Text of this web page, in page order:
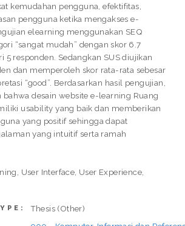
kemudahan pengguna, efektifitas,
pengguna ketika mengakses e-
elearning menggunakan SEQ
“sangat mudah” dengan skor 6.7
5 responden. Sedangkan SUS diujikan
dan memperoleh skor rata-rata sebesar
“good”. Berdasarkan hasil pengujian,
desain website e-learning Ruang
usability yang baik dan memberikan
yang positif sehingga dapat
yang intuitif serta ramah
User Interface, User Experience,
Thesis (Other)